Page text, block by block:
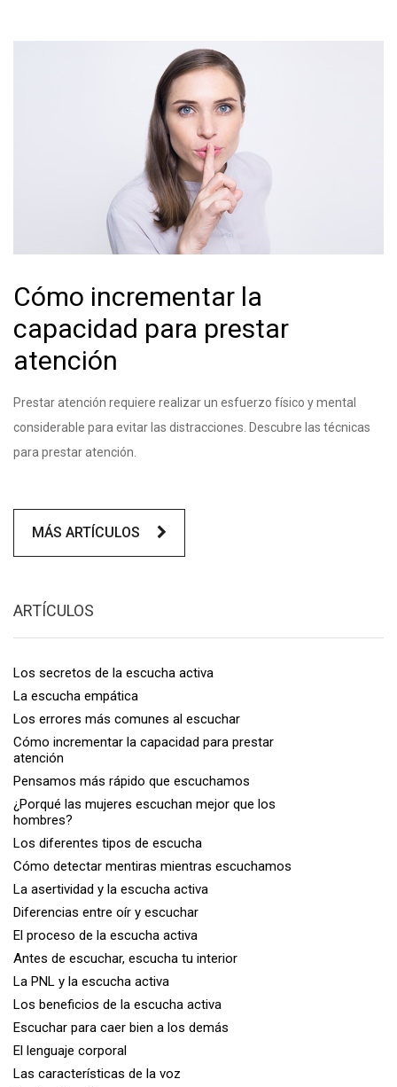
Cómo incrementar la
capacidad para prestar
atención
Prestar atención requiere realizar un esfuerzo físico y mental
considerable para evitar las distracciones. Descubre las técnicas
para prestar atención.
MÁS ARTÍCULOS
ARTÍCULOS
Los secretos de la escucha activa
La escucha empática
Los errores más comunes al escuchar
Cómo incrementar la capacidad para prestar
atención
Pensamos más rápido que escuchamos
¿Porqué las mujeres escuchan mejor que los
hombres?
Los diferentes tipos de escucha
Cómo detectar mentiras mientras escuchamos
La asertividad y la escucha activa
Diferencias entre oír y escuchar
El proceso de la escucha activa
Antes de escuchar, escucha tu interior
La PNL y la escucha activa
Los beneficios de la escucha activa
Escuchar para caer bien a los demás
El lenguaje corporal
Las características de la voz